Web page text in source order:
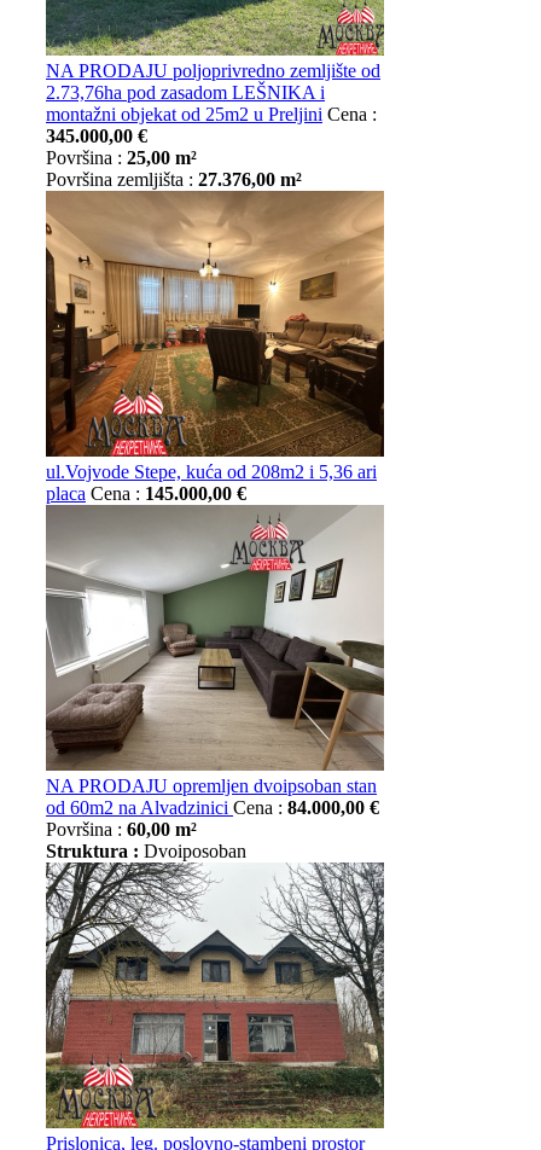
NA PRODAJU poljoprivredno zemljište od
2.73,76ha pod zasadom LEŠNIKA i
montažni objekat od 25m2 u Preljini Cena :
345.000,00 €
Površina : 25,00 m²
Površina zemljišta : 27.376,00 m²
ul.Vojvode Stepe, kuća od 208m2 i 5,36 ari
placa Cena : 145.000,00 €
NA PRODAJU opremljen dvoipsoban stan
od 60m2 na Alvadzinici Cena : 84.000,00 €
Površina : 60,00 m²
Struktura : Dvoiposoban
Prislonica, leg. poslovno-stambeni prostor